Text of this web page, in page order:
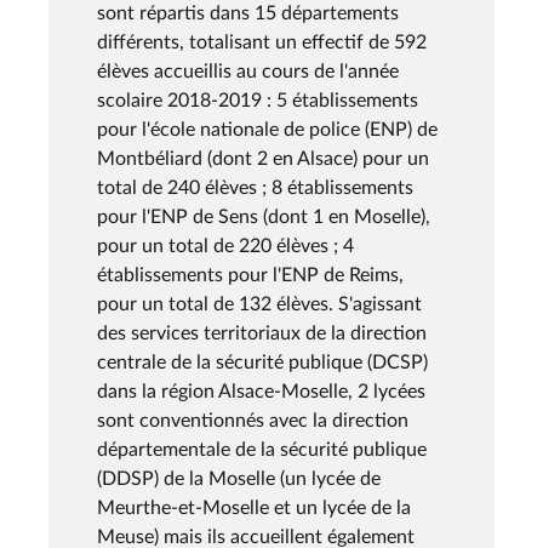
sont répartis dans 15 départements
différents, totalisant un effectif de 592
élèves accueillis au cours de l'année
scolaire 2018-2019 : 5 établissements
pour l'école nationale de police (ENP) de
Montbéliard (dont 2 en Alsace) pour un
total de 240 élèves ; 8 établissements
pour l'ENP de Sens (dont 1 en Moselle),
pour un total de 220 élèves ; 4
établissements pour l'ENP de Reims,
pour un total de 132 élèves. S'agissant
des services territoriaux de la direction
centrale de la sécurité publique (DCSP)
dans la région Alsace-Moselle, 2 lycées
sont conventionnés avec la direction
départementale de la sécurité publique
(DDSP) de la Moselle (un lycée de
Meurthe-et-Moselle et un lycée de la
Meuse) mais ils accueillent également